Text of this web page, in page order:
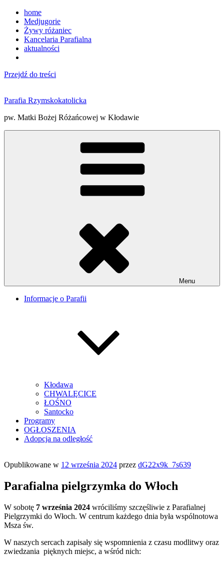
home
Medjugorie
Żywy różaniec
Kancelaria Parafialna
aktualności
Przejdź do treści
Parafia Rzymskokatolicka
pw. Matki Bożej Różańcowej w Kłodawie
Menu
Informacje o Parafii
Kłodawa
CHWALĘCICE
ŁOŚNO
Santocko
Programy
OGŁOSZENIA
Adopcja na odległość
Opublikowane w 12 września 2024 przez dG22x9k_7s639
Parafialna pielgrzymka do Włoch
W sobotę 7 września 2024 wróciliśmy szczęśliwie z Parafialnej
Pielgrzymki do Włoch. W centrum każdego dnia była wspólnotowa
Msza św.
W naszych sercach zapisały się wspomnienia z czasu modlitwy oraz
zwiedzania pięknych miejsc, a wśród nich: